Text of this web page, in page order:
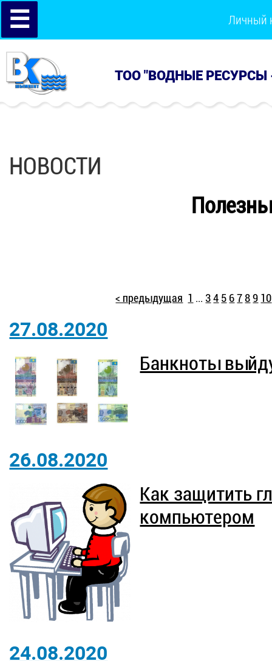
☰ Личный
ТОО "ВОДНЫЕ РЕСУРСЫ
НОВОСТИ
< предыдущая 1 ... 3 4 5 6 7 8 9 10
27.08.2020
Банкноты
26.08.2020
Как защитить
компьютером
24.08.2020